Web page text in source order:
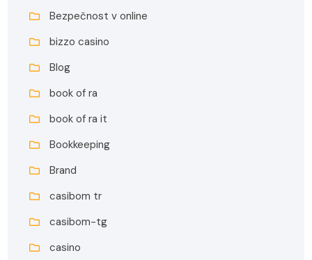
Bezpečnost v online
bizzo casino
Blog
book of ra
book of ra it
Bookkeeping
Brand
casibom tr
casibom-tg
casino